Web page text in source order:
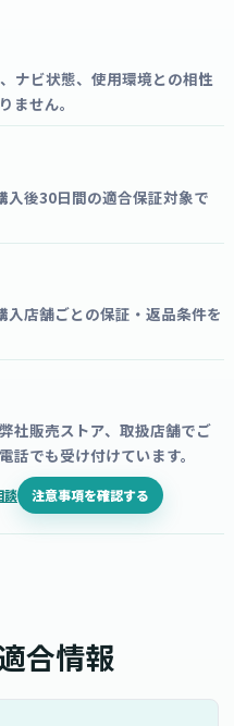
ナビ状態、使用環境との相性
ません。
後30日間の適合保証対象で
店舗ごとの保証・返品条件を
社販売ストア、取扱店舗でご
話でも受け付けています。
談 注意事項を確認する
合情報